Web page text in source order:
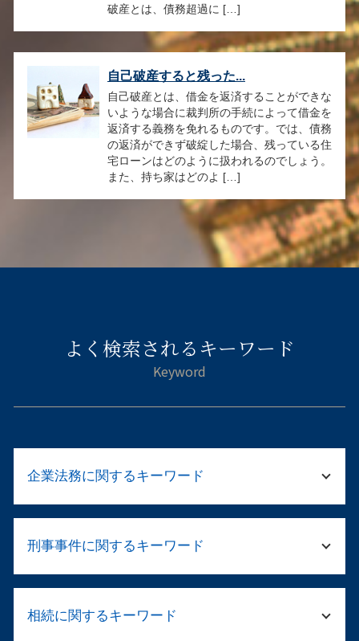
破産とは、債務超過に […]
自己破産すると残った...
自己破産とは、借金を返済することができな
いような場合に裁判所の手続によって借金を
返済する義務を免れるものです。では、債務
の返済ができず破綻した場合、残っている住
宅ローンはどのように扱われるのでしょう。
また、持ち家はどのよ […]
よく検索されるキーワード
企業法務に関するキーワード
破産 免責
テレワーク 就業規則
ハラスメント とは 厚生労働省
刑事事件に関するキーワード
示談 メリット
相続に関するキーワード